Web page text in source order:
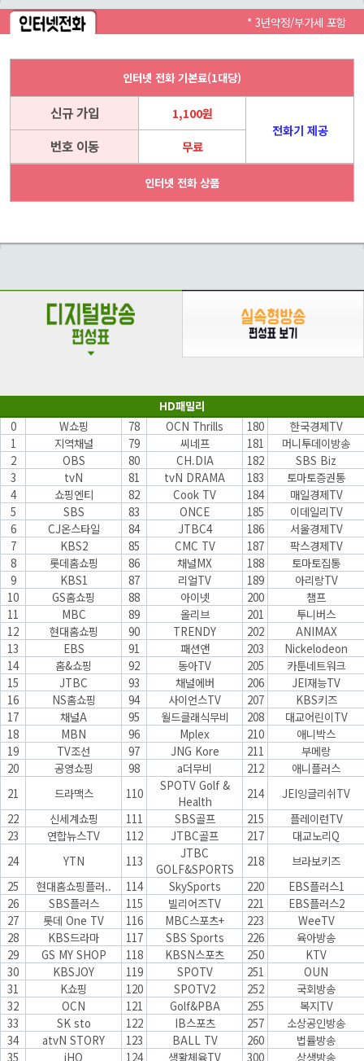
* 3년약정/부가세 포함
인터넷 전화 기본료(1대당)
신규 가입
1,100원
전화기 제공
번호 이동 무료
인터넷 전화 상품
HD패밀리
0
W쇼핑 78 OCN Thrills 180
한국경제TV
1
지역채널 79 씨네프 181
머니투데이방송
2
OBS 80 CH.DIA 182
SBS Biz
3
tvN 81 tvN DRAMA 183
토마토증권통
4
쇼핑엔티 82 Cook TV 184
매일경제TV
5
SBS 83 ONCE 185
이데일리TV
6
CJ온스타일 84 JTBC4 186
서울경제TV
7
KBS2 85 CMC TV 187
팍스경제TV
8
롯데홈쇼핑 86 채널MX 188
토마토집통
9
KBS1 87 리얼TV 189
아리랑TV
10
GS홈쇼핑 88 아이넷 200
챔프
11
MBC 89 올리브 201
투니버스
12
현대홈쇼핑 90 TRENDY 202
ANIMAX
13
EBS 91 패션앤 203
Nickelodeon
14
홈&쇼핑 92 동아TV 205
카툰네트워크
15
JTBC 93 채널에버 206
JEI재능TV
16
NS홈쇼핑 94 사이언스TV 207
KBS키즈
17
채널A 95 월드클래식무비 208
대교어린이TV
18
MBN 96 Mplex 210
애니박스
19
TV조선 97 JNG Kore 211
부메랑
20
공영쇼핑 98 a더무비 212
애니플러스
21
드라맥스 110
SPOTV Golf &
Health
214
JEI잉글리쉬TV
22
신세계쇼핑 111 SBS골프 215
플레이런TV
23
연합뉴스TV 112 JTBC골프 217
대교노리Q
24
YTN 113
JTBC
GOLF&SPORTS
218
브라보키즈
25
현대홈쇼핑플러.. 114 SkySports 220
EBS플러스1
26
SBS플러스 115 빌리어즈TV 221
EBS플러스2
27
롯데 One TV 116 MBC스포츠+ 223
WeeTV
28
KBS드라마 117 SBS Sports 226
육아방송
29
GS MY SHOP 118 KBSN스포츠 250
KTV
30
KBSJOY 119 SPOTV 251
OUN
31
K쇼핑 120 SPOTV2 252
국회방송
32
OCN 121 Golf&PBA 255
복지TV
33
SK sto 122 IB스포츠 257
소상공인방송
34
atvN STORY 123 BALL TV 260
법률방송
35
iHQ 124 생활체육TV 300
상생방송